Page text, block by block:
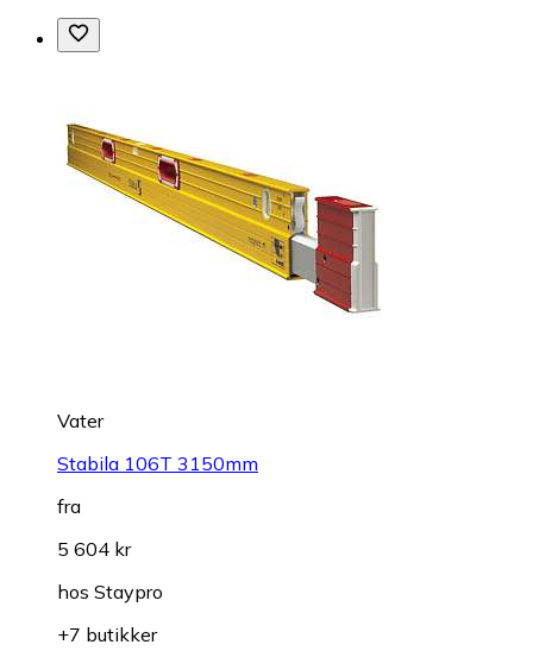
Vater
Stabila 106T 3150mm
fra
5 604 kr
hos Staypro
+7 butikker